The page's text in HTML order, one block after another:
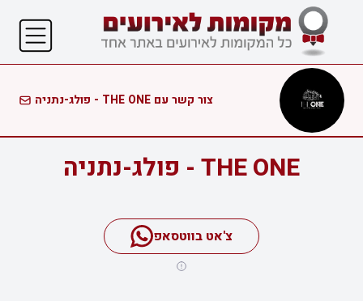
צור קשר עם THE ONE - פולג-נתניה
THE ONE - פולג-נתניה
צ'אט בווטסאפ